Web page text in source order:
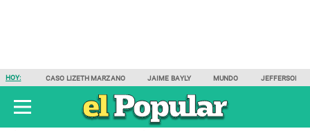
HOY: CASO LIZETH MARZANO JAIME BAYLY MUNDO JEFFERSON